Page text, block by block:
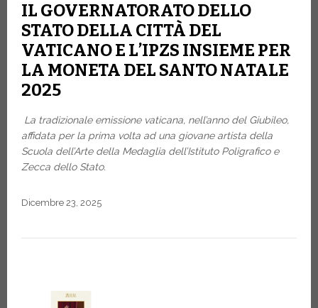
IL GOVERNATORATO DELLO
STATO DELLA CITTÀ DEL
VATICANO E L’IPZS INSIEME PER
LA MONETA DEL SANTO NATALE
2025
La tradizionale emissione vaticana, nell’anno del Giubileo,
affidata per la prima volta ad una giovane artista della
Scuola dell’Arte della Medaglia dell’Istituto Poligrafico e
Zecca dello Stato.
Dicembre 23, 2025